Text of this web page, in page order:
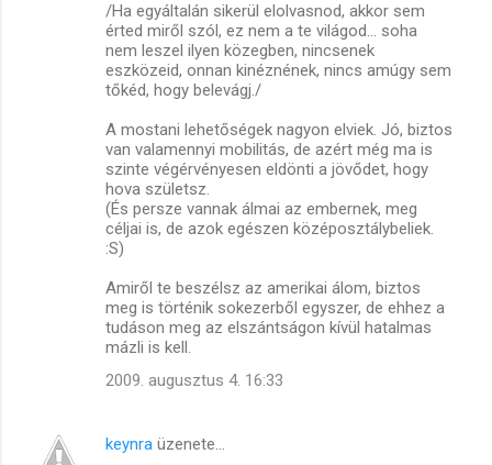
/Ha egyáltalán sikerül elolvasnod, akkor sem
érted miről szól, ez nem a te világod... soha
nem leszel ilyen közegben, nincsenek
eszközeid, onnan kinéznének, nincs amúgy sem
tőkéd, hogy belevágj./
A mostani lehetőségek nagyon elviek. Jó, biztos
van valamennyi mobilitás, de azért még ma is
szinte végérvényesen eldönti a jövődet, hogy
hova születsz.
(És persze vannak álmai az embernek, meg
céljai is, de azok egészen középosztálybeliek.
:S)
Amiről te beszélsz az amerikai álom, biztos
meg is történik sokezerből egyszer, de ehhez a
tudáson meg az elszántságon kívül hatalmas
mázli is kell.
2009. augusztus 4. 16:33
keynra üzenete…